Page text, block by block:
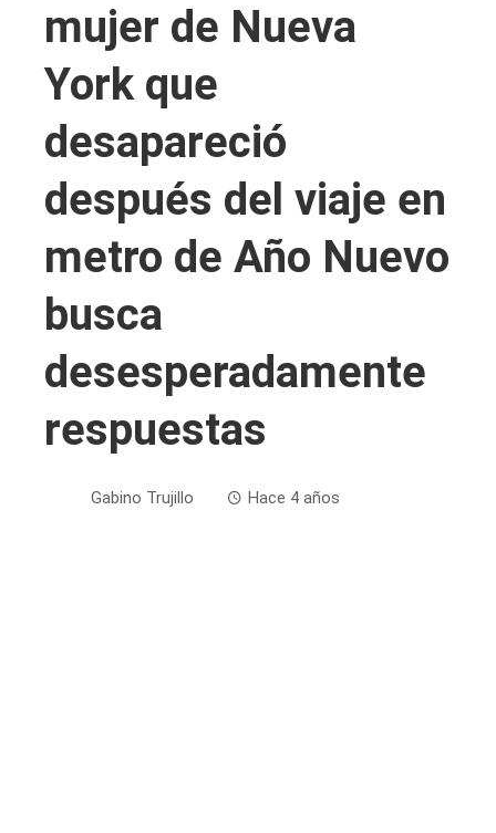
mujer de Nueva
York que
desapareció
después del viaje en
metro de Año Nuevo
busca
desesperadamente
respuestas
Gabino Trujillo Hace 4 años